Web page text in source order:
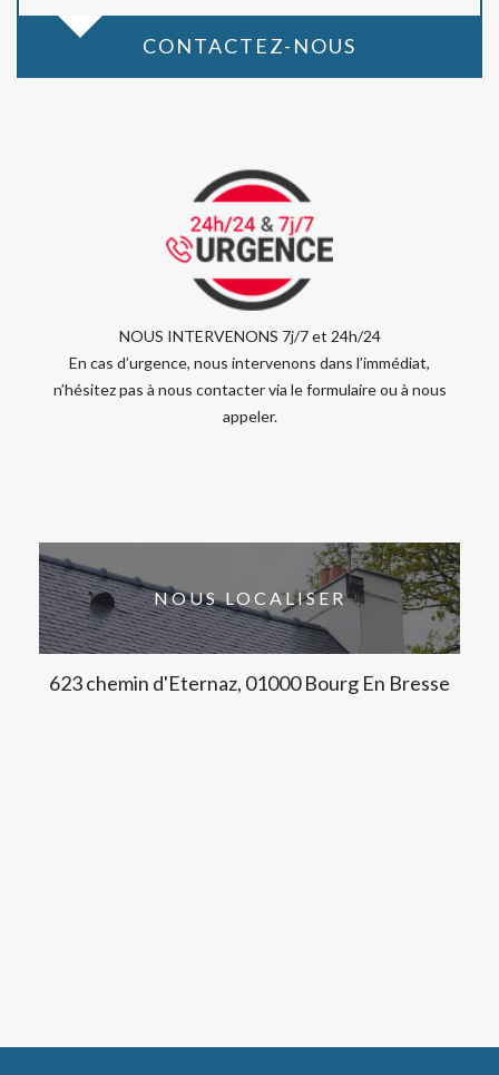
CONTACTEZ-NOUS
NOUS INTERVENONS 7j/7 et 24h/24
En cas d’urgence, nous intervenons dans l’immédiat,
n’hésitez pas à nous contacter via le formulaire ou à nous
appeler.
NOUS LOCALISER
623 chemin d'Eternaz, 01000 Bourg En Bresse